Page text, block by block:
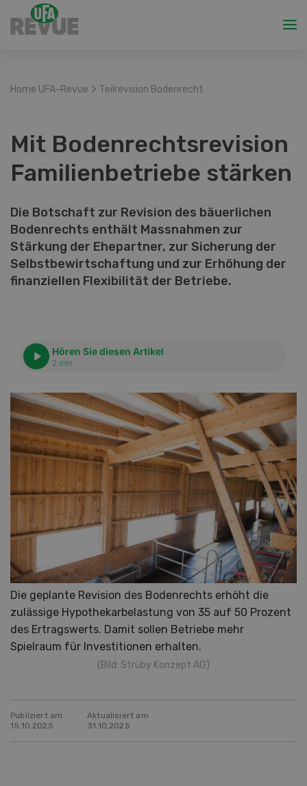
Home UFA-Revue > Teilrevision Bodenrecht
Mit Bodenrechtsrevision
Familienbetriebe stärken
Die Botschaft zur Revision des bäuerlichen
Bodenrechts enthält Massnahmen zur
Stärkung der Ehepartner, zur Sicherung der
Selbstbewirtschaftung und zur Erhöhung der
finanziellen Flexibilität der Betriebe.
Hören Sie diesen Artikel
2 min
Die geplante Revision des Bodenrechts erhöht die
zulässige Hypothekarbelastung von 35 auf 50 Prozent
des Ertragswerts. Damit sollen Betriebe mehr
Spielraum für Investitionen erhalten.
(Bild: Strüby Konzept AG)
Publiziert am
15.10.2025
Aktualisiert am
31.10.2025